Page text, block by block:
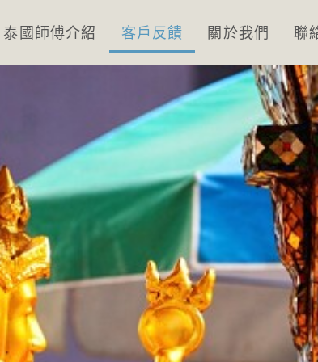
泰國師傅介紹 客戶反饋 關於我們 聯